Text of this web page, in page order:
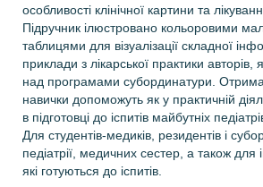
особливості клінічної картини та
Підручник ілюстровано кольоровими
таблицями для візуалізації складної
приклади з лікарської практики
над програмами субординатури.
навички допоможуть як у практичній
в підготовці до іспитів майбутніх
Для студентів-медиків, резидентів і
педіатрії, медичних сестер, а також для
які готуються до іспитів.